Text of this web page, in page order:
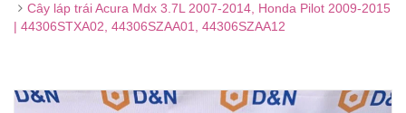
Cây láp trái Acura Mdx 3.7L 2007-2014, Honda Pilot 2009-2015
| 44306STXA02, 44306SZAA01, 44306SZAA12